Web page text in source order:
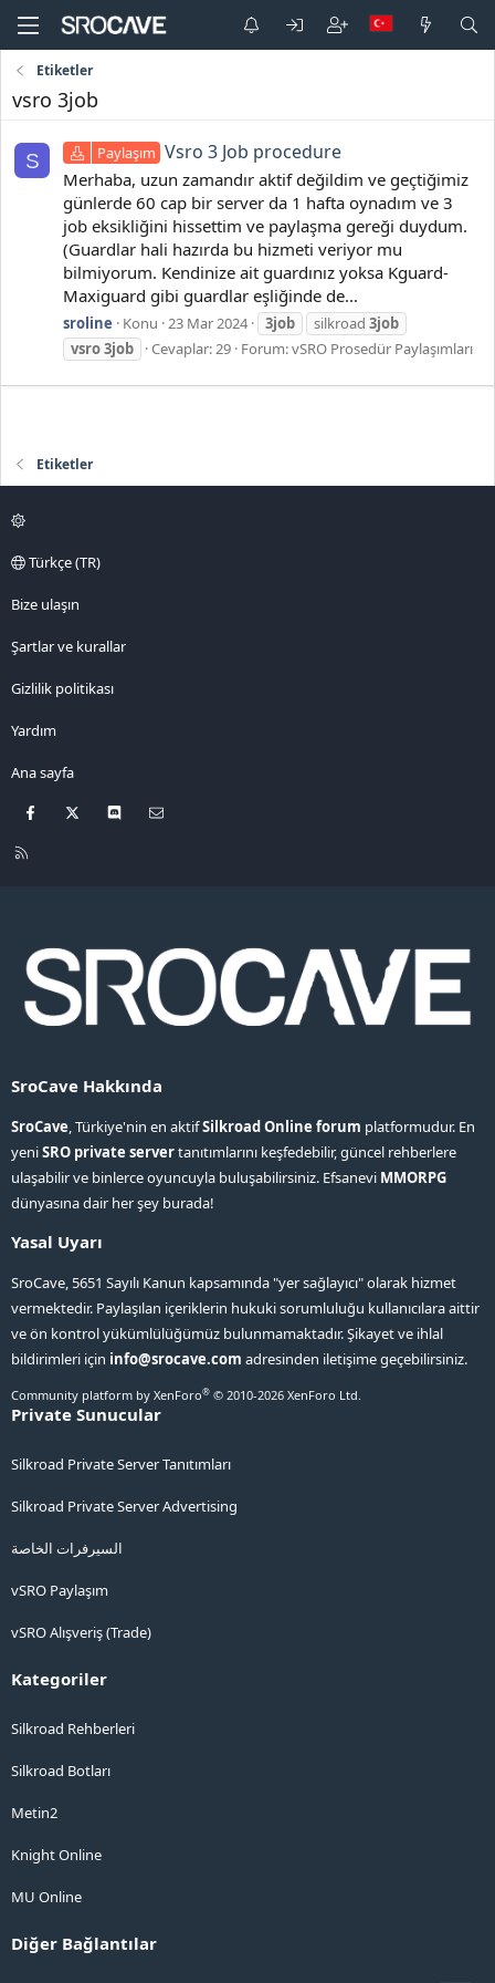
Etiketler
vsro 3job
S Paylaşım Vsro 3 Job procedure
Merhaba, uzun zamandır aktif değildim ve geçtiğimiz
günlerde 60 cap bir server da 1 hafta oynadım ve 3
job eksikliğini hissettim ve paylaşma gereği duydum.
(Guardlar hali hazırda bu hizmeti veriyor mu
bilmiyorum. Kendinize ait guardınız yoksa Kguard-
Maxiguard gibi guardlar eşliğinde de...
sroline Konu 23 Mar 2024 3job silkroad 3job
vsro3job Cevaplar: 29 Forum:vSRO Prosedür Paylaşımları
Etiketler
Türkçe (TR)
Bize ulaşın
Şartlar ve kurallar
Gizlilik politikası
Yardım
Ana sayfa
Facebook Discord
R
SroCave Hakkında
SroCave, Türkiye'nin en aktifSilkroad Online forum platformudur. En
yeniSRO private servertanıtımlarını keşfedebilir, güncel rehberlere
ulaşabilir ve binlerce oyuncuyla buluşabilirsiniz. Efsanevi MMORPG
dünyasına dair her şey burada!
Yasal Uyarı
SroCave, 5651 Sayılı Kanun kapsamında "yer sağlayıcı" olarak hizmet
vermektedir. Paylaşılan içeriklerin hukuki sorumluluğu kullanıcılara aittir
ve ön kontrol yükümlülüğümüz bulunmamaktadır. Şikayet ve ihlal
bildirimleri için info@srocave.com adresinden iletişime geçebilirsiniz.
Community platform by XenForo® © 2010-2026 XenForo Ltd.
Private Sunucular
Silkroad Private Server Tanıtımları
Silkroad Private Server Advertising
السيرفرات الخاصة
vSRO Paylaşım
vSRO Alışveriş (Trade)
Kategoriler
Silkroad Rehberleri
Silkroad Botları
Metin2
Knight Online
MU Online
Diğer Bağlantılar